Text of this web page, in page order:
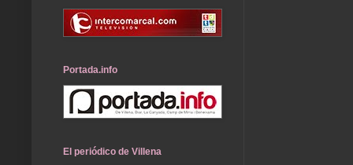
Portada.info
El periódico de Villena